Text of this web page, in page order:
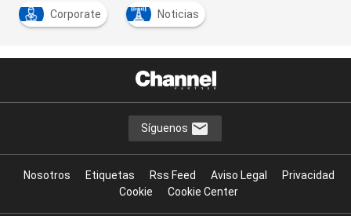
Corporate Noticias
Síguenos
Nosotros Etiquetas Rss Feed Aviso Legal
Privacidad
Cookie
Cookie Center